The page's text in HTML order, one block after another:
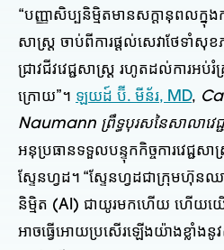
“បញ្ញាសិប្បនិម្មិតមានសក្តានុពលក្នុងកា
សាស្ត្រ ចាប់ពីការផ្តល់សេវាថែទាំសុ
ជ្រាវជីវវេជ្ជសាស្ត្រ រហូតដល់ការអប់រំ
ក្រោយ”។ ឡយដ៍ ប៊ី. មីន័រ, MD,
Naumann ព្រឹទ្ធបុរសនៃសាលាវេ
អនុប្រធានទទួលបន្ទុកកិច្ចការវេជ្ជ
ស្ទែនហ្វដ។ “ស្ទែនហ្វដជាក្រុមហ៊ុន
និម្មិត (AI) ជាយូរមកហើយ ហើយយើង
អាចធ្វើអោយប្រសើរឡើងយ៉ាងខ្លាំង